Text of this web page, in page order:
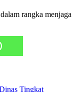
rangka menjaga
Tingkat